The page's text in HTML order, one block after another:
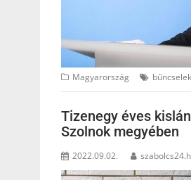
Magyarország
Tizenegy éves
Szolnok megyében
2022.09.02.